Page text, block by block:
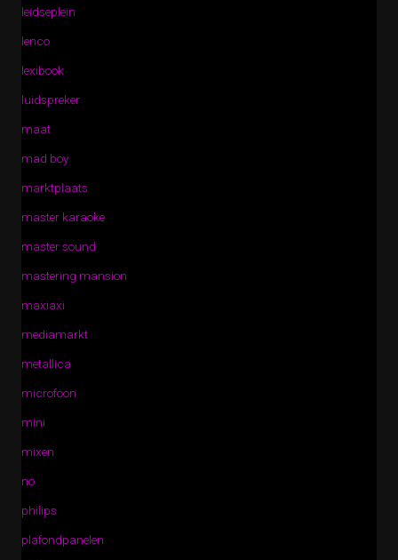
leidseplein
lenco
lexibook
luidspreker
maat
mad boy
marktplaats
master karaoke
master sound
mastering mansion
maxiaxi
mediamarkt
metallica
microfoon
mini
mixen
no
philips
plafondpanelen